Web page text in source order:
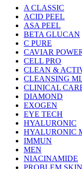
A CLASSIC
ACID PEEL
ASA PEEL
BETA GLUCAN
C PURE
CAVIAR
CELL PRO
CLEAN &
CLEANSING
CLINICAL
DIAMOND
EXOGEN
EYE TECH
HYALURONIC
HYALURONIC
IMMUN
MEN
NIACINAMIDE
PROBLEM